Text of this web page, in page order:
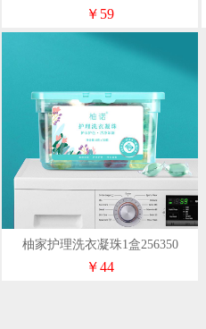
颗)
￥59
柚家护理洗衣凝珠1盒256350
￥44